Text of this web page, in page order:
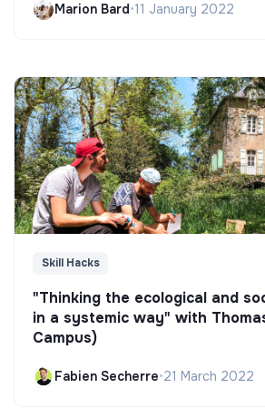
Marion Bard•11 January 2022
Skill Hacks
"Thinking the ecological and
in a systemic way" with
Campus)
Fabien Secherre•21 March 2022